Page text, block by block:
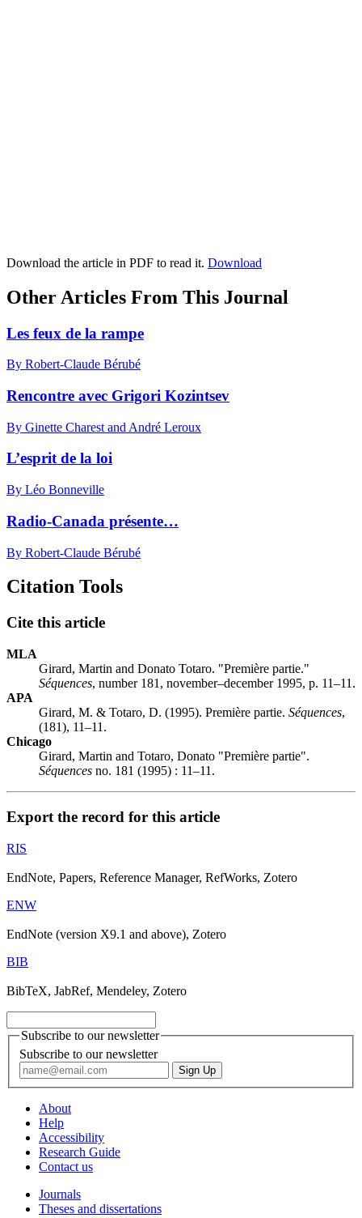
Download the article in PDF to read it. Download
Other Articles From This Journal
Les feux de la rampe
By Robert-Claude Bérubé
Rencontre avec Grigori Kozintsev
By Ginette Charest and André Leroux
L’esprit de la loi
By Léo Bonneville
Radio-Canada présente…
By Robert-Claude Bérubé
Citation Tools
Cite this article
MLA
Girard, Martin and Donato Totaro. "Première partie."
Séquences, number 181, november–december 1995, p. 11–11.
APA
Girard, M. & Totaro, D. (1995). Première partie. Séquences,
(181), 11–11.
Chicago
Girard, Martin and Totaro, Donato "Première partie".
Séquences no. 181 (1995) : 11–11.
Export the record for this article
RIS
EndNote, Papers, Reference Manager, RefWorks, Zotero
ENW
EndNote (version X9.1 and above), Zotero
BIB
BibTeX, JabRef, Mendeley, Zotero
Subscribe to our newsletter
Subscribe to our newsletter
About
Help
Accessibility
Research Guide
Contact us
Journals
Theses and dissertations